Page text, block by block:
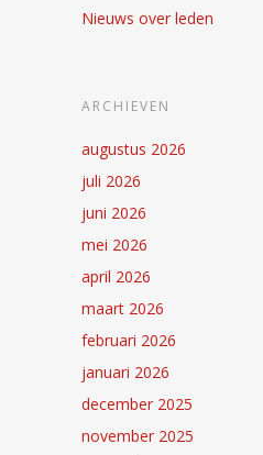
Nieuws over leden
ARCHIEVEN
augustus 2026
juli 2026
juni 2026
mei 2026
april 2026
maart 2026
februari 2026
januari 2026
december 2025
november 2025